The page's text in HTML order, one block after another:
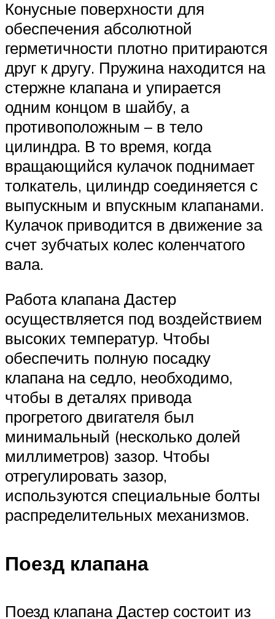
Конусные поверхности для
обеспечения абсолютной
герметичности плотно притираются
друг к другу. Пружина находится на
стержне клапана и упирается
одним концом в шайбу, а
противоположным – в тело
цилиндра. В то время, когда
вращающийся кулачок поднимает
толкатель, цилиндр соединяется с
выпускным и впускным клапанами.
Кулачок приводится в движение за
счет зубчатых колес коленчатого
вала.
Работа клапана Дастер
осуществляется под воздействием
высоких температур. Чтобы
обеспечить полную посадку
клапана на седло, необходимо,
чтобы в деталях привода
прогретого двигателя был
минимальный (несколько долей
миллиметров) зазор. Чтобы
отрегулировать зазор,
используются специальные болты
распределительных механизмов.
Поезд клапана
Поезд клапана Дастер состоит из